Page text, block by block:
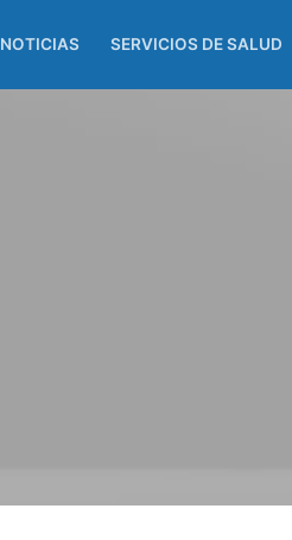
NOTICIAS SERVICIOS DE SALUD